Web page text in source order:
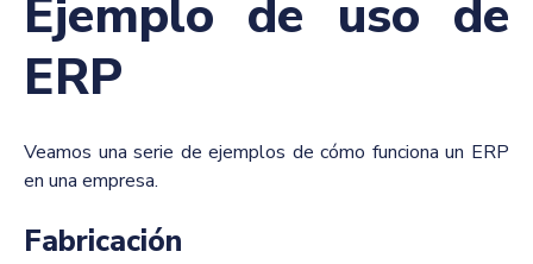
Ejemplo de uso de
ERP
Veamos una serie de ejemplos de cómo funciona un ERP
en una empresa.
Fabricación